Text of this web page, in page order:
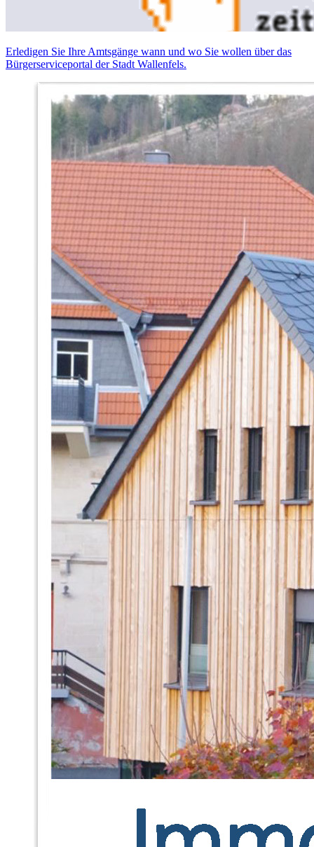
Erledigen Sie Ihre Amtsgänge wann und wo Sie wollen über das
Bürgerserviceportal der Stadt Wallenfels.